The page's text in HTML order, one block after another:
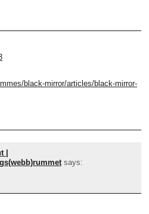
black-mirror/articles/black-mirror-
|
says: